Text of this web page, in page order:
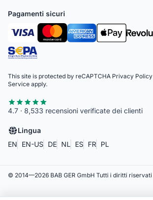
Pagamenti sicuri
This site is protected by reCAPTCHA Privacy Policy
Service apply.
4.7 · 8,533 recensioni verificate dei clienti
Lingua
EN
EN-US DE NL ES FR PL
© 2014—2026 BAB GER GmbH Tutti i diritti riservati